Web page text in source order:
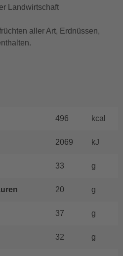
Landwirtschaft
aller Art, Erdnüssen,
496 kcal
2069 kJ
33 g
20 g
37 g
32 g